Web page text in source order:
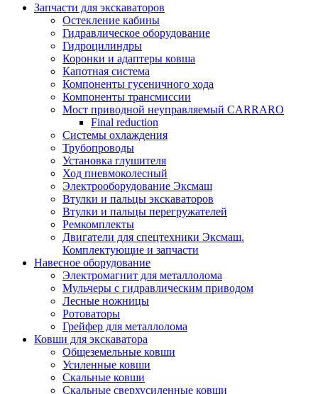
Запчасти для экскаваторов
Остекление кабины
Гидравлическое оборудование
Гидроцилиндры
Коронки и адаптеры ковша
Капотная система
Компоненты гусеничного хода
Компоненты трансмиссии
Мост приводной неуправляемый CARRARO
Final reduction
Системы охлаждения
Трубопроводы
Установка глушителя
Ход пневмоколесный
Электрооборудование Эксмаш
Втулки и пальцы экскаваторов
Втулки и пальцы перегружателей
Ремкомплекты
Двигатели для спецтехники Эксмаш.
Комплектующие и запчасти
Навесное оборудование
Электромагнит для металлолома
Мульчеры с гидравлическим приводом
Лесные ножницы
Ротоваторы
Грейфер для металлолома
Ковши для экскаватора
Общеземельные ковши
Усиленные ковши
Скальные ковши
Скальные сверхусиленные ковши